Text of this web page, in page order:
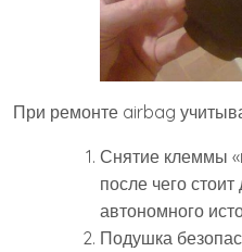
При ремонте airbag
Снятие клеммы
после чего
автономного
Подушка